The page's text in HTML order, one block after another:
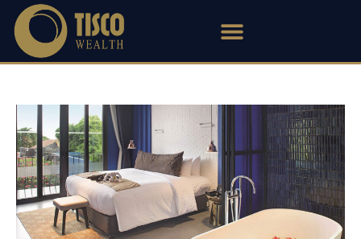
Skip
content